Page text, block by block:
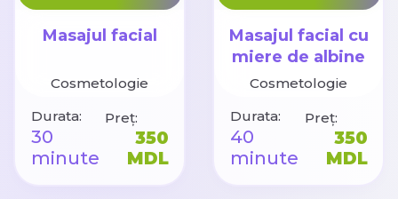
Masajul facial
Cosmetologie
Durata:
30
minute
Preț:
350
MDL
Masajul facial cu
miere de albine
Cosmetologie
Durata:
40
minute
Preț:
350
MDL